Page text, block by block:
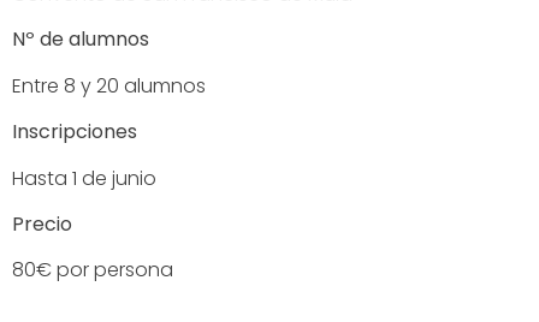
Nº de alumnos
Entre 8 y 20 alumnos
Inscripciones
Hasta 1 de junio
Precio
80€ por persona